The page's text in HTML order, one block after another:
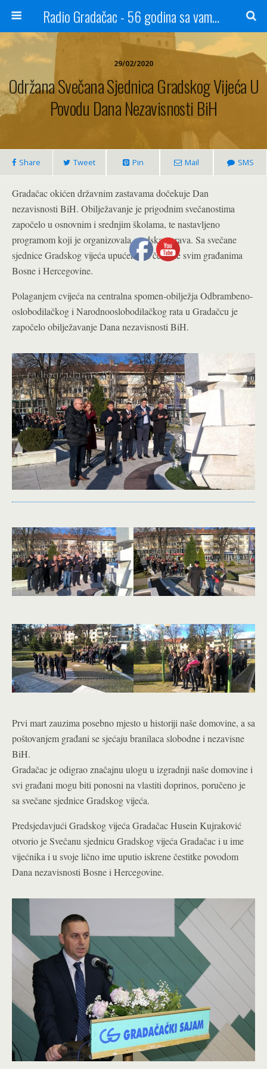
Radio Gradačac - 56 godina sa vama...
29/02/2020
Održana Svečana Sjednica Gradskog Vijeća U
Povodu Dana Nezavisnosti BiH
Share Tweet Pin Mail SMS
Gradačac okićen državnim zastavama dočekuje Dan
nezavisnosti BiH. Obilježavanje je prigodnim svečanostima
započelo u osnovnim i srednjim školama, te nastavljeno
programom koji je organizovala gradska uprava. Sa svečane
sjednice Gradskog vijeća upućene su čestitke svim građanima
Bosne i Hercegovine.
Polaganjem cvijeća na centralna spomen-obilježja Odbrambeno-
oslobodilačkog i Narodnooslobodilačkog rata u Gradačcu je
započelo obilježavanje Dana nezavisnosti BiH.
Prvi mart zauzima posebno mjesto u historiji naše domovine, a sa
poštovanjem građani se sjećaju branilaca slobodne i nezavisne
BiH.
Gradačac je odigrao značajnu ulogu u izgradnji naše domovine i
svi građani mogu biti ponosni na vlastiti doprinos, poručeno je
sa svečane sjednice Gradskog vijeća.
Predsjedavjući Gradskog vijeća Gradačac Husein Kujraković
otvorio je Svečanu sjednicu Gradskog vijeća Gradačac i u ime
vijećnika i u svoje lično ime uputio iskrene čestitke povodom
Dana nezavisnosti Bosne i Hercegovine.